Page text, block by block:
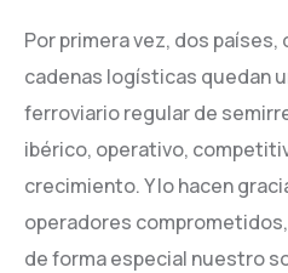
Por primera vez, dos
cadenas logísticas quedan
ferroviario regular de
ibérico, operativo,
crecimiento. Y lo hacen
operadores
de forma especial nuestro